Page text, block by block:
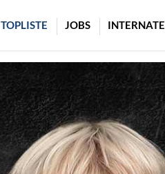
TOPLISTE JOBS INTERNATE